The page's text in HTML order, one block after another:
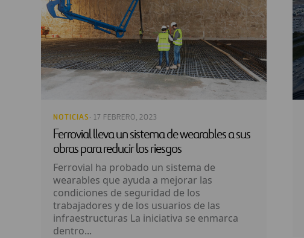
NOTICIAS · 17 FEBRERO, 2023
Ferrovial lleva un sistema de wearables a sus
obras para reducir los riesgos
Ferrovial ha probado un sistema de
wearables que ayuda a mejorar las
condiciones de seguridad de los
trabajadores y de los usuarios de las
infraestructuras La iniciativa se enmarca
dentro...